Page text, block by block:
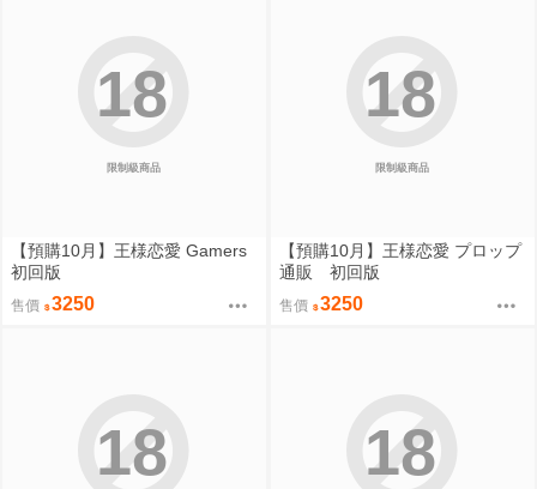
限制級商品
18
【預購10月】王様恋愛 Gamers
初回版
售價 3250
限制級商品
18
【預購10月】王様恋愛 プロップ
通販 初回版
售價 3250
18 18